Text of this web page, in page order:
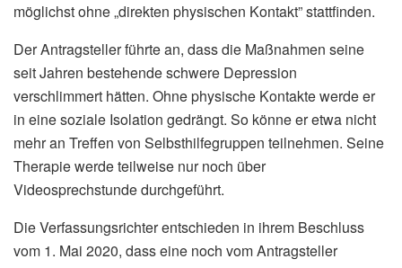
möglichst ohne „direkten physischen Kontakt” stattfinden.
Der Antragsteller führte an, dass die Maßnahmen seine
seit Jahren bestehende schwere Depression
verschlimmert hätten. Ohne physische Kontakte werde er
in eine soziale Isolation gedrängt. So könne er etwa nicht
mehr an Treffen von Selbsthilfegruppen teilnehmen. Seine
Therapie werde teilweise nur noch über
Videosprechstunde durchgeführt.
Die Verfassungsrichter entschieden in ihrem Beschluss
vom 1. Mai 2020, dass eine noch vom Antragsteller